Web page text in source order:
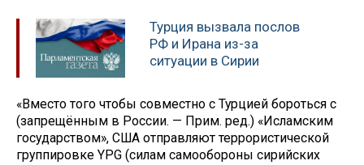
Турция вызвала послов
РФ и Ирана из-за
ситуации в Сирии
«Вместо того чтобы совместно с Турцией бороться с
(запрещённым в России. — Прим. ред.) «Исламским
государством», США отправляют террористической
группировке YPG (силам самообороны сирийских